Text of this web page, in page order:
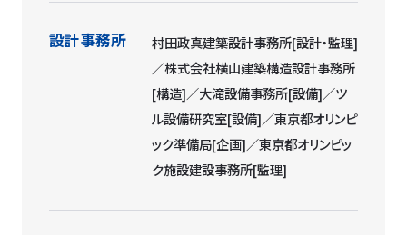
設計事務所
村田政真建築設計事務所[設計・監理]
／株式会社横山建築構造設計事務所
[構造]／大滝設備事務所[設備]／ツ
ル設備研究室[設備]／東京都オリンピ
ック準備局[企画]／東京都オリンピッ
ク施設建設事務所[監理]